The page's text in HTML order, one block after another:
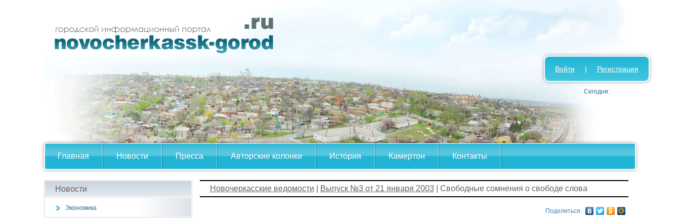
Главная Новости Пресса Авторские колонки История Камертон Контакты
Войти | Регистрация
Сегодня:
Новости
Экономика
Новочеркасские ведомости Выпуск №3 от 21 января 2003| Свободные сомнения о свободе слова
Поделиться